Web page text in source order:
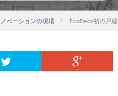
ベーションの現場 EcoDeco初の戸